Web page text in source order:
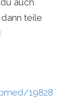
teile
19828